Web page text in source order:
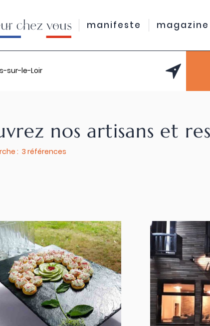
manifeste magazine
nos artisans et
: 3 références